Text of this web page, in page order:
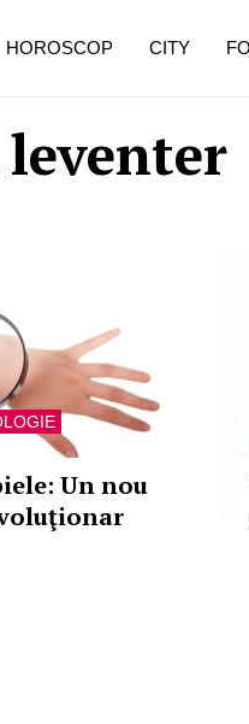
Un nou
HOROSCOP CITY
este investigația